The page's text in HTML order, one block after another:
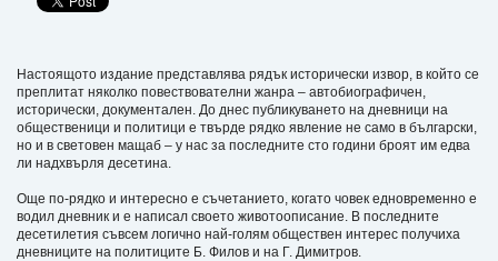
Настоящото издание представлява рядък исторически извор, в който се
преплитат няколко повествователни жанра – автобиографичен,
исторически, документален. До днес публикуването на дневници на
общественици и политици e твърде рядко явление не само в български,
но и в световен мащаб – у нас за последните сто години броят им едва
ли надхвърля десетина.
Още по-рядко и интересно е съчетанието, когато човек едновременно е
водил дневник и е написал своето животоописание. В последните
десетилетия съвсем логично най-голям обществен интерес получиха
дневниците на политиците Б. Филов и на Г. Димитров.